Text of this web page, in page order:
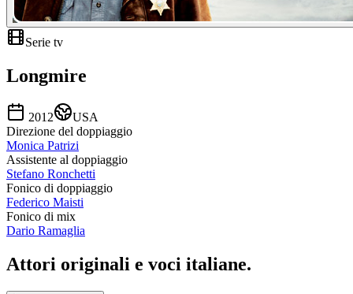
Serie tv
Longmire
2012
USA
Direzione del doppiaggio
Monica Patrizi
Assistente al doppiaggio
Stefano Ronchetti
Fonico di doppiaggio
Federico Maisti
Fonico di mix
Dario Ramaglia
Attori originali e voci italiane.